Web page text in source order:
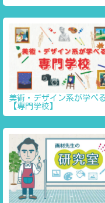
美術・デザイン系が学べる
【専門学校】